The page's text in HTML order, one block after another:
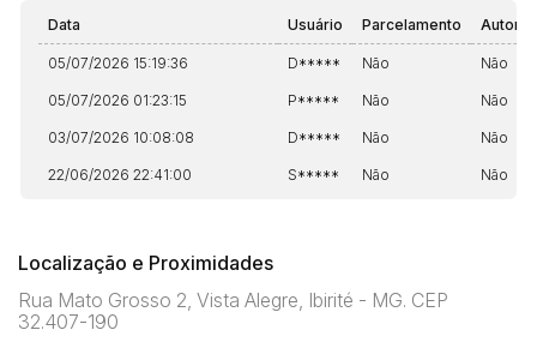
Data Usuário Parcelamento
05/07/2026 15:19:36 D***** Não Não
05/07/2026 01:23:15 P***** Não Não
03/07/2026 10:08:08 D***** Não Não
22/06/2026 22:41:00 S***** Não Não
Localização e Proximidades
Rua Mato Grosso 2, Vista Alegre, Ibirité - MG. CEP
32.407-190